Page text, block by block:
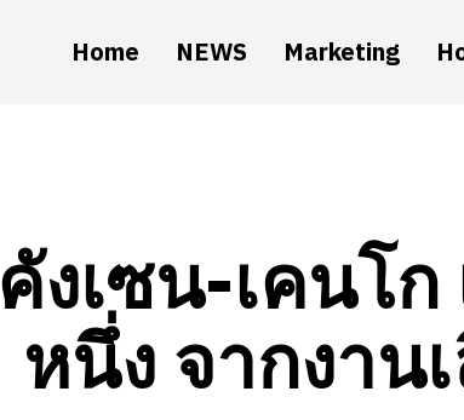
Home NEWS Marketing
คังเซน-เคนโ
หนึ่ง จากงาน